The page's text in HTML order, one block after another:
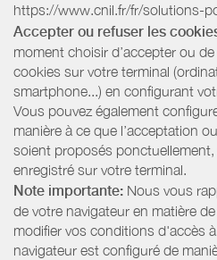
https://www.cnil.fr/fr/solutions-
Accepter ou refuser les
moment choisir d’accepter ou
cookies sur votre terminal
smartphone...) en configurant
Vous pouvez également
manière à ce que l’acceptation
soient proposés
enregistré sur votre terminal.
Note importante: Nous vous
de votre navigateur en matière
modifier vos conditions d'accès
navigateur est configuré de